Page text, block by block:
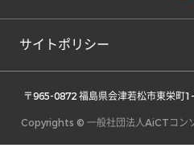
サイトポリシー
〒965-0872 福島県会津若松市東栄町
Copyrights © 一般社団法人AiCTコン